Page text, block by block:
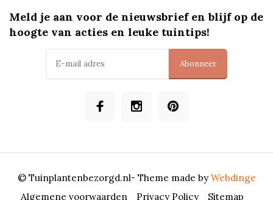
Meld je aan voor de nieuwsbrief en blijf op de
hoogte van acties en leuke tuintips!
Abonneer
Algemene voorwaarden Privacy Policy Sitemap
© Tuinplantenbezorgd.nl- Theme made byWebdinge